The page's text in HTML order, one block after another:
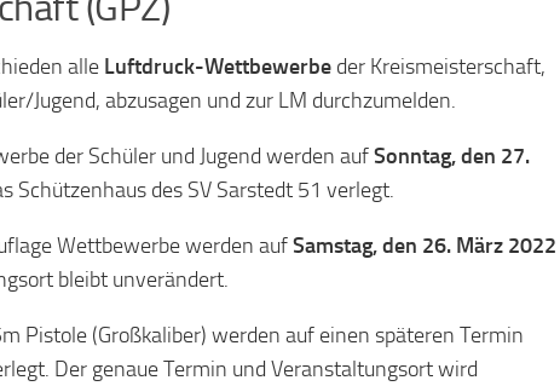
alle Luftdruck-Wettbewerbe der Kreismeisterschaft,
Jugend, abzusagen und zur LM durchzumelden.
der Schüler und Jugend werden aufSonntag, den 27.
Schützenhaus des SV Sarstedt 51 verlegt.
Wettbewerbe werden aufSamstag, den 26. März 2022
bleibt unverändert.
Pistole (Großkaliber) werden auf einen späteren Termin
Der genaue Termin und Veranstaltungsort wird